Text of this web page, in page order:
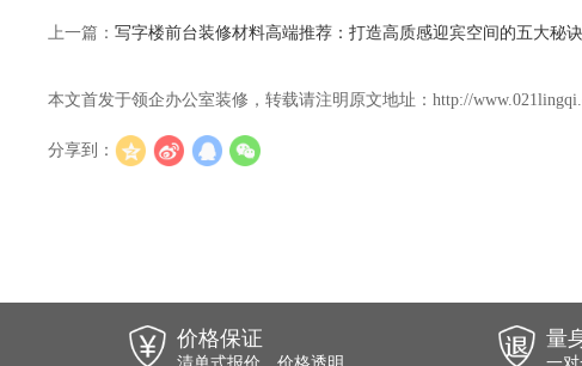
上一篇： 写字楼前台装修材料高端推荐：打造高质感迎宾空间的五大秘诀
本文首发于领企办公室装修，转载请注明原文地址：http://
分享到：
价格保证 量